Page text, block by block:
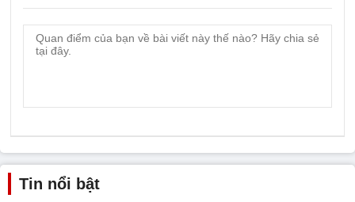
Tin nổi bật